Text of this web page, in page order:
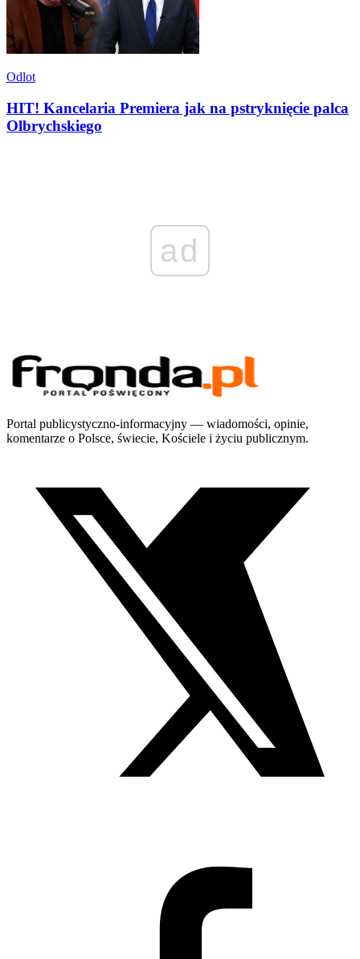
Odlot
HIT! Kancelaria Premiera jak na pstryknięcie palca
Olbrychskiego
ad
Portal publicystyczno-informacyjny — wiadomości, opinie,
komentarze o Polsce, świecie, Kościele i życiu publicznym.